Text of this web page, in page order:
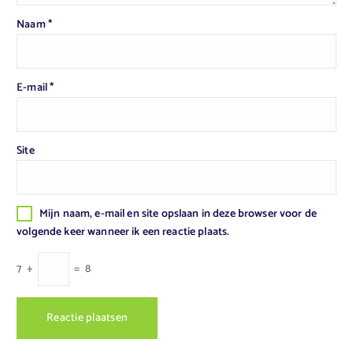
Naam*
E-mail*
Site
Mijn naam, e-mail en site opslaan in deze browser voor de
volgende keer wanneer ik een reactie plaats.
7 + = 8